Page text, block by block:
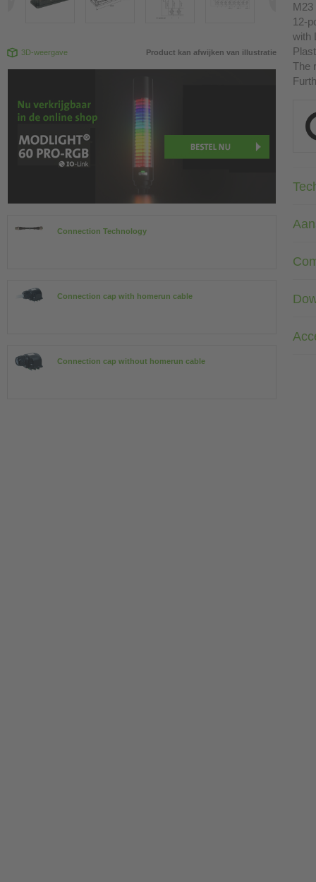
3D-weergave Product kan afwijken van illustratie
Connection Technology
Connection cap with homerun cable
Connection cap without homerun cable
M23
12-
with
The